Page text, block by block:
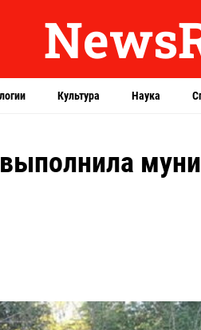
Культура Наука